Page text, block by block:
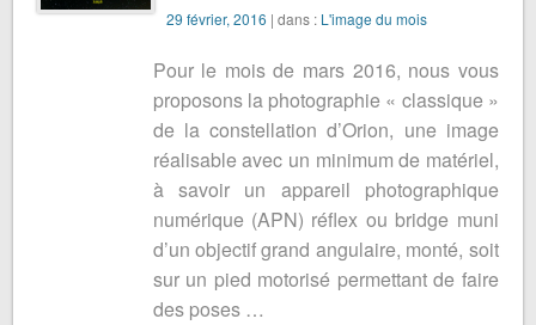
29 février, 2016 | dans : L'image du mois
Pour le mois de mars 2016, nous vous
proposons la photographie « classique »
de la constellation d’Orion, une image
réalisable avec un minimum de matériel,
à savoir un appareil photographique
numérique (APN) réflex ou bridge muni
d’un objectif grand angulaire, monté, soit
sur un pied motorisé permettant de faire
des poses …